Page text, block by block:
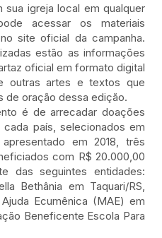
igreja local em qualquer
acessar os materiais
site oficial da campanha.
estão as informações
oficial em formato digital
outras artes e textos que
de oração dessa edição.
é de arrecadar doações
país, selecionados em
em 2018, três
com R$ 20.000,00
das seguintes entidades:
Bethânia em Taquari/RS,
Ecumênica (MAE) em
Beneficente Escola Para